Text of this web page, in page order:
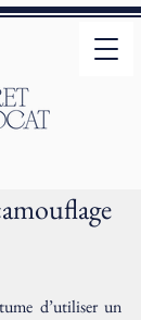
d’utiliser un